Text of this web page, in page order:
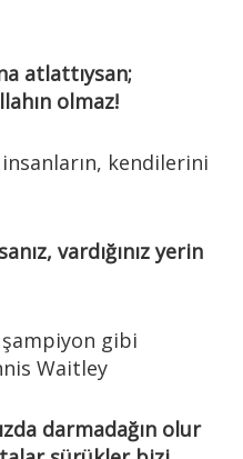
atlattıysan;
olmaz!
kendilerini
vardığınız yerin
gibi
Waitley
darmadağın olur